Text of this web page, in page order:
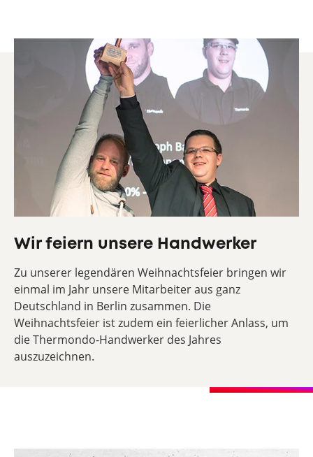
Wir feiern unsere Handwerker
Zu unserer legendären Weihnachtsfeier bringen wir
einmal im Jahr unsere Mitarbeiter aus ganz
Deutschland in Berlin zusammen. Die
Weihnachtsfeier ist zudem ein feierlicher Anlass, um
die Thermondo-Handwerker des Jahres
auszuzeichnen.